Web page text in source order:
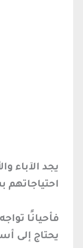
يجد الآباء
فأحيانًا
يحتاج إلى